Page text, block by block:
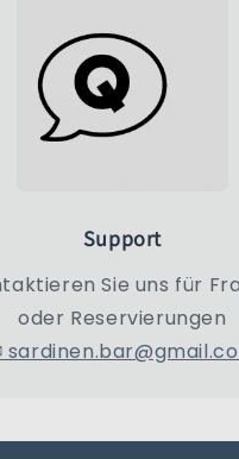
Support
Sie uns für
oder Reservierungen